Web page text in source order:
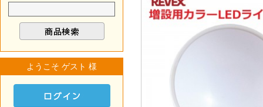
ようこそ ゲスト 様